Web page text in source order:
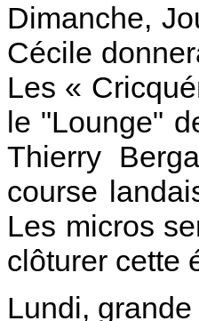
Dimanche,
Cécile
Les «
le "Lounge"
Thierry
course
Les micros
clôturer cette
Lundi,